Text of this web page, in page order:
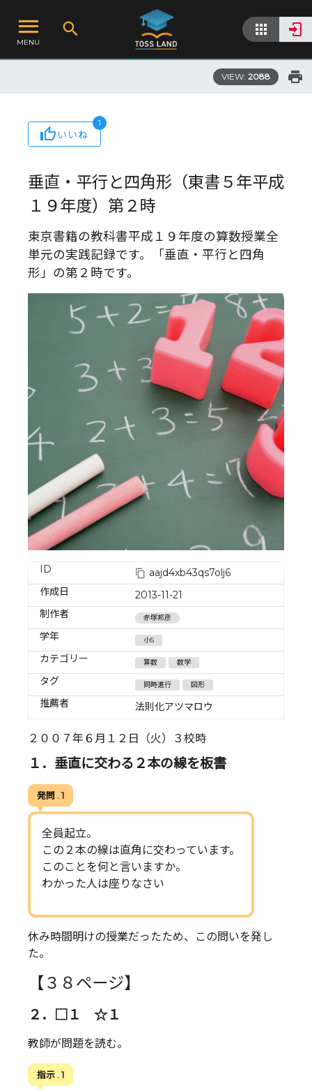
MENU
VIEW: 2088
いいね
1
垂直・平行と四角形（東書５年平成
１９年度）第２時
東京書籍の教科書平成１９年度の算数授業全
単元の実践記録です。「垂直・平行と四角
形」の第２時です。
ID
aajd4xb43qs7olj6
作成日
2013-11-21
制作者
赤塚邦彦
学年 小5
カテゴリー 算数 数学
タグ 同時進行 図形
推薦者 法則化アツマロウ
２００７年６月１２日（火）３校時
１．垂直に交わる２本の線を板書
発問 . 1
全員起立。
この２本の線は直角に交わっています。
このことを何と言いますか。
わかった人は座りなさい
休み時間明けの授業だったため、この問いを発し
た。
【３８ページ】
２．□１ ☆１
教師が問題を読む。
指示 . 1